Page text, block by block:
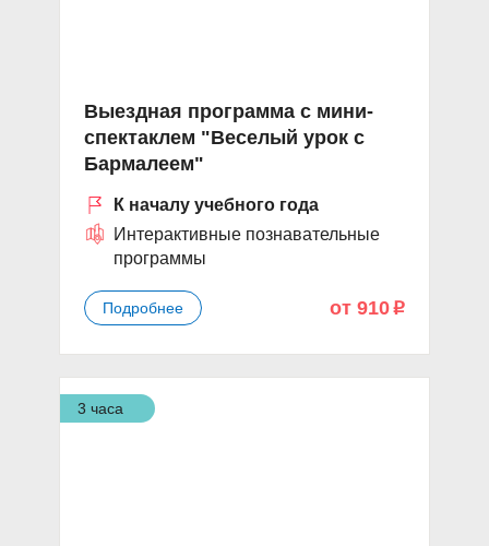
Выездная программа с мини-
спектаклем "Веселый урок с
Бармалеем"
К началу учебного года
Интерактивные познавательные
программы
Подробнее от 910 p
3 часа